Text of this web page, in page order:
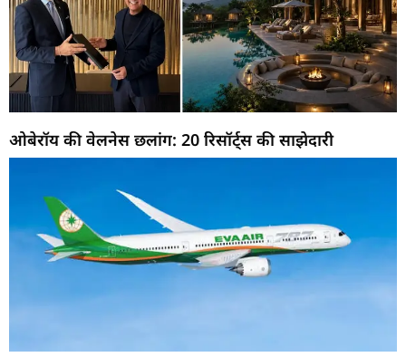
ओबेरॉय की वेलनेस छलांग: 20 रिसॉर्ट्स की साझेदारी